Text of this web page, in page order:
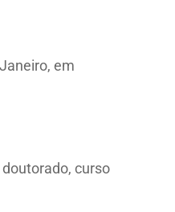
em
curso